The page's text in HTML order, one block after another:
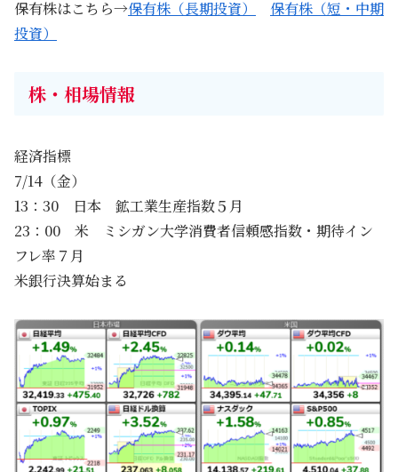
保有株はこちら→保有株（長期投資）
保有株（短・中期
投資）
株・相場情報
経済指標
7/14（金）
13：30 日本 鉱工業生産指数５月
23：00 米 ミシガン大学消費者信頼感指数・期待イン
フレ率７月
米銀行決算始まる